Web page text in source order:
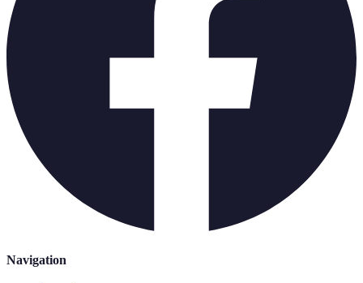
Navigation